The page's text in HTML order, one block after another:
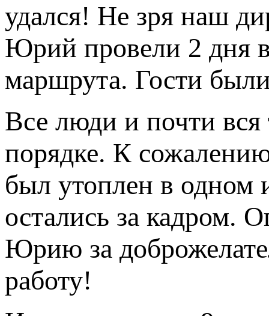
удался! Не зря наш
Юрий провели 2 дня в
маршрута. Гости
Все люди и почти
порядке. К
был утоплен в одном
остались за кадром.
Юрию за
работу!